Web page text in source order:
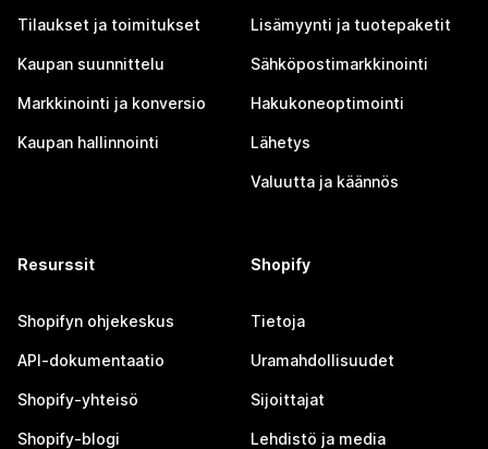
Tilaukset ja toimitukset
Kaupan suunnittelu
Markkinointi ja konversio
Kaupan hallinnointi
Lisämyynti ja tuotepaketit
Sähköpostimarkkinointi
Hakukoneoptimointi
Lähetys
Valuutta ja käännös
Resurssit
Shopifyn ohjekeskus
API-dokumentaatio
Shopify-yhteisö
Shopify-blogi
Shopify
Tietoja
Uramahdollisuudet
Sijoittajat
Lehdistö ja media